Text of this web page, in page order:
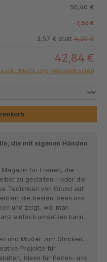
50,40 €
-7,56 €
3,57 € statt 4,20 €
42,84 €
inkl. MwSt. und Versandkosten
die mit eigenen Händen
für Frauen, die
zu gestalten – oder die
Techniken von Grund auf
die besten Ideen und
und zeigt, wie man
einfach umsetzen kann.
und Muster zum Stricken,
Projekte für
Ideen für Perlen- und